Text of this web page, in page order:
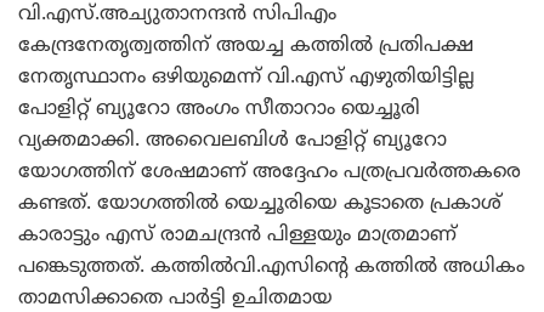
വി.എസ്.അച്യുതാനന്ദന്‍ സിപിഎം
കേന്ദ്രനേതൃത്വത്തിന് അയച്ച കത്തില്‍ പ്രതിപക്ഷ
നേതൃസ്ഥാനം ഒഴിയുമെന്ന് വി.എസ് എഴുതിയിട്ടില്ല
പോളിറ്റ് ബ്യൂറോ അംഗം സീതാറാം യെച്ചൂരി
വ്യക്തമാക്കി. അവൈലബിള്‍ പോളിറ്റ് ബ്യൂറോ
യോഗത്തിന് ശേഷമാണ് അദ്ദേഹം പത്രപ്രവര്‍ത്തകരെ
കണ്ടത്. യോഗത്തില്‍ യെച്ചൂരിയെ കൂടാതെ പ്രകാശ്
കാരാട്ടും എസ് രാമചന്ദ്രന്‍ പിള്ളയും മാത്രമാണ്
പങ്കെടുത്തത്. കത്തില്‍വി.എസിന്റെ കത്തില്‍ അധികം
താമസിക്കാതെ പാര്‍ട്ടി ഉചിതമായ